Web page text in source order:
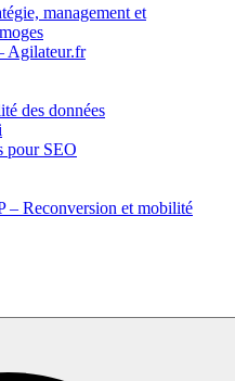
management et
Agilateur.fr
des données
pour SEO
– Reconversion et mobilité